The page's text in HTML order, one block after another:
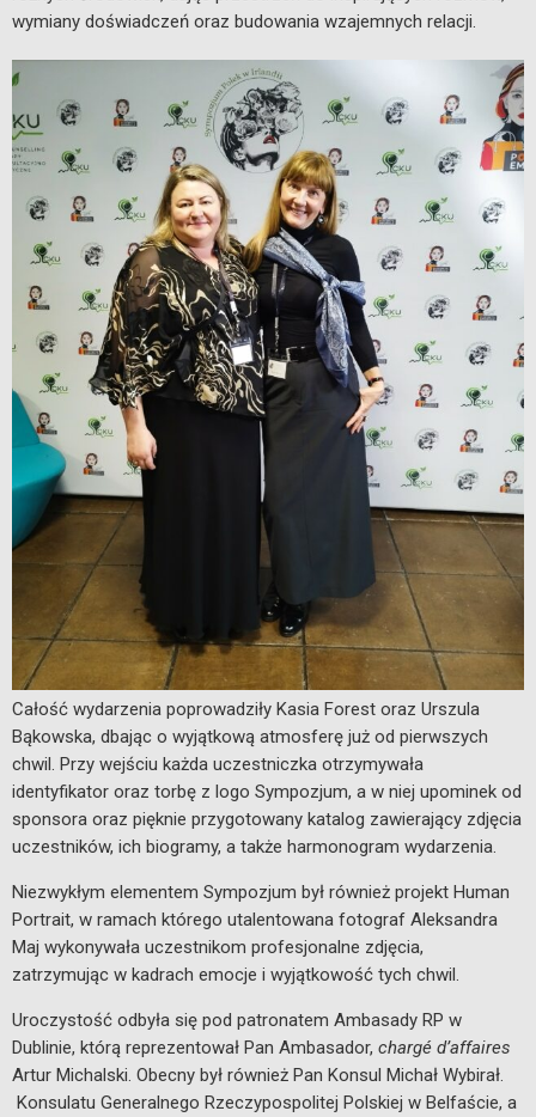
wymiany doświadczeń oraz budowania wzajemnych relacji.
Całość wydarzenia poprowadziły Kasia Forest oraz Urszula
Bąkowska, dbając o wyjątkową atmosferę już od pierwszych
chwil. Przy wejściu każda uczestniczka otrzymywała
identyfikator oraz torbę z logo Sympozjum, a w niej upominek od
sponsora oraz pięknie przygotowany katalog zawierający zdjęcia
uczestników, ich biogramy, a także harmonogram wydarzenia.
Niezwykłym elementem Sympozjum był również projekt Human
Portrait, w ramach którego utalentowana fotograf Aleksandra
Maj wykonywała uczestnikom profesjonalne zdjęcia,
zatrzymując w kadrach emocje i wyjątkowość tych chwil.
Uroczystość odbyła się pod patronatem Ambasady RP w
Dublinie, którą reprezentował Pan Ambasador, chargé d’affaires
Artur Michalski. Obecny był również Pan Konsul Michał Wybirał.
Konsulatu Generalnego Rzeczypospolitej Polskiej w Belfaście, a